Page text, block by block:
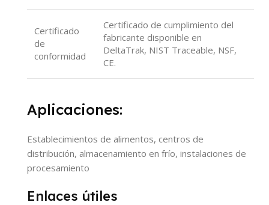
Certificado
de
conformidad
Certificado de cumplimiento del
fabricante disponible en
DeltaTrak, NIST Traceable, NSF,
CE.
Aplicaciones:
Establecimientos de alimentos, centros de
distribución, almacenamiento en frío, instalaciones de
procesamiento
Enlaces útiles